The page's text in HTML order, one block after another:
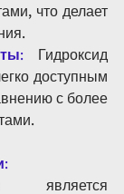
что делает
: Гидроксид
доступным
с более
: